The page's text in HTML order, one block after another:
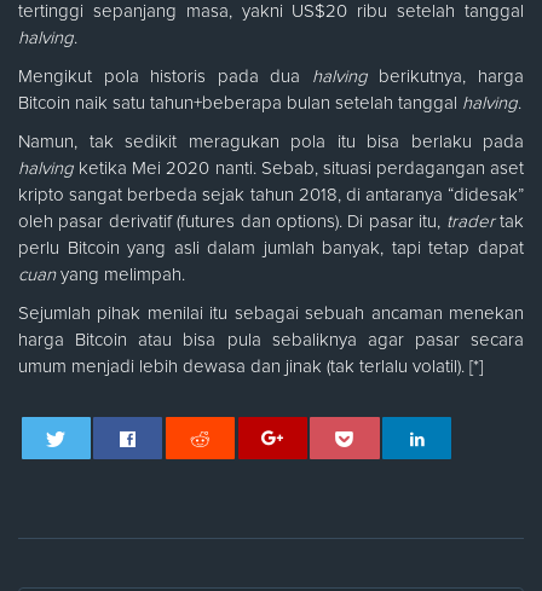
tertinggi sepanjang masa, yakni US$20 ribu setelah tanggal
halving.
Mengikut pola historis pada dua halving berikutnya, harga
Bitcoin naik satu tahun+beberapa bulan setelah tanggal halving.
Namun, tak sedikit meragukan pola itu bisa berlaku pada
halving ketika Mei 2020 nanti. Sebab, situasi perdagangan aset
kripto sangat berbeda sejak tahun 2018, di antaranya “didesak”
oleh pasar derivatif (futures dan options). Di pasar itu, tradertak
perlu Bitcoin yang asli dalam jumlah banyak, tapi tetap dapat
cuan yang melimpah.
Sejumlah pihak menilai itu sebagai sebuah ancaman menekan
harga Bitcoin atau bisa pula sebaliknya agar pasar secara
umum menjadi lebih dewasa dan jinak (tak terlalu volatil). [*]